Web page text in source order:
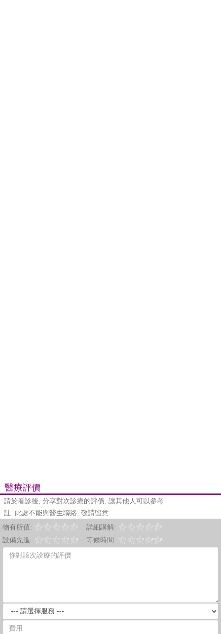
醫療評價
請於看診後, 分享對次診療的評價, 讓其他人可以參考
註: 此處不能與醫生聯絡, 敬請留意.
物有所值:
詳細講解:
設備先進:
等候時間: